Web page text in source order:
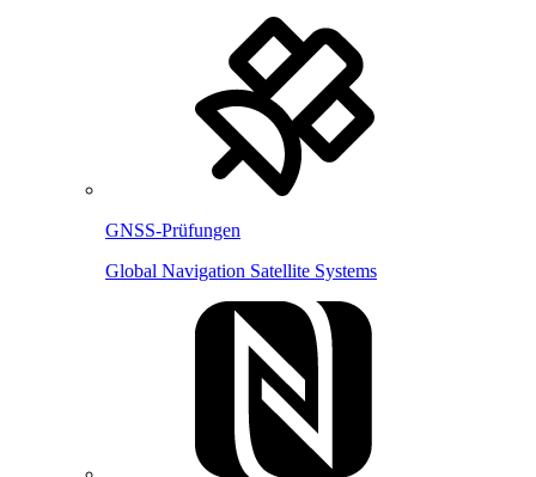
GNSS-Prüfungen
Global Navigation Satellite Systems